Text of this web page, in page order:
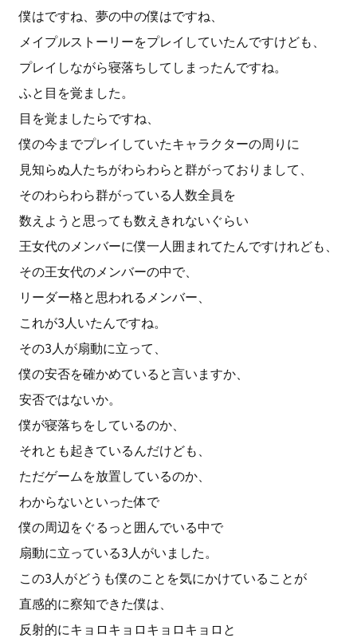
僕はですね、夢の中の僕はですね、
メイプルストーリーをプレイしていたんですけども、
プレイしながら寝落ちしてしまったんですね。
ふと目を覚ました。
目を覚ましたらですね、
僕の今までプレイしていたキャラクターの周りに
見知らぬ人たちがわらわらと群がっておりまして、
そのわらわら群がっている人数全員を
数えようと思っても数えきれないぐらい
王女代のメンバーに僕一人囲まれてたんですけれども、
その王女代のメンバーの中で、
リーダー格と思われるメンバー、
これが3人いたんですね。
その3人が扇動に立って、
僕の安否を確かめていると言いますか、
安否ではないか。
僕が寝落ちをしているのか、
それとも起きているんだけども、
ただゲームを放置しているのか、
わからないといった体で
僕の周辺をぐるっと囲んでいる中で
扇動に立っている3人がいました。
この3人がどうも僕のことを気にかけていることが
直感的に察知できた僕は、
反射的にキョロキョロキョロキョロと